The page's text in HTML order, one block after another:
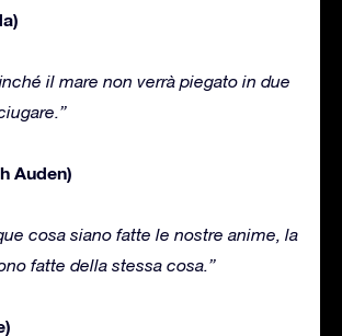
il mare non verrà piegato in due
Auden)
cosa siano fatte le nostre anime, la
fatte della stessa cosa.”